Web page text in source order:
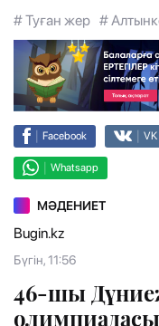
# Туған жер #
| Facebook | VK
| Whatsapp
МӘДЕНИЕТ
Bugin.kz
Бүгін, 11:56
46-шы